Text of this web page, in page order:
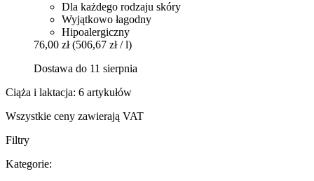
Dla każdego rodzaju skóry
Wyjątkowo łagodny
Hipoalergiczny
76,00 zł (506,67 zł / l)
Dostawa do 11 sierpnia
Ciąża i laktacja: 6 artykułów
Wszystkie ceny zawierają VAT
Filtry
Kategorie: